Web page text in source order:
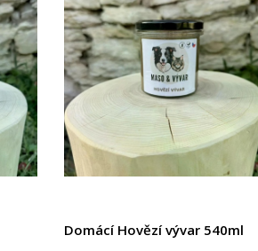
Domácí Hovězí vývar 540ml